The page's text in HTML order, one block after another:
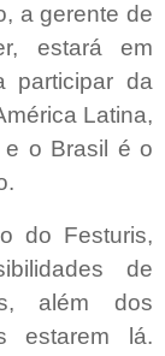
a gerente de
estará em
participar da
Latina,
o Brasil é o
do Festuris,
de
além dos
estarem lá.